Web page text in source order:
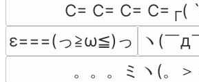
C= C= C= C=┌(
ε===(っ≧ω≦)っ
ヽ(￣
。。。ミヽ(。＞